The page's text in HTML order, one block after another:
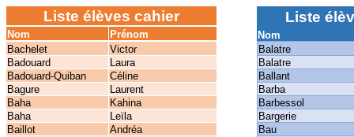
Liste élèves cahier Liste
Nom Prénom
Nom
Bachelet
Victor
Balatre
Badouard
Laura
Balatre
Badouard-Quiban
Céline
Ballant
Bagure
Laurent
Barba
Baha
Kahina
Barbessol
Baha
Leïla
Bargerie
Baillot
Andréa
Bau